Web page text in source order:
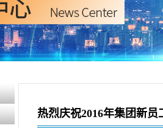
热烈庆祝2016年集团新员